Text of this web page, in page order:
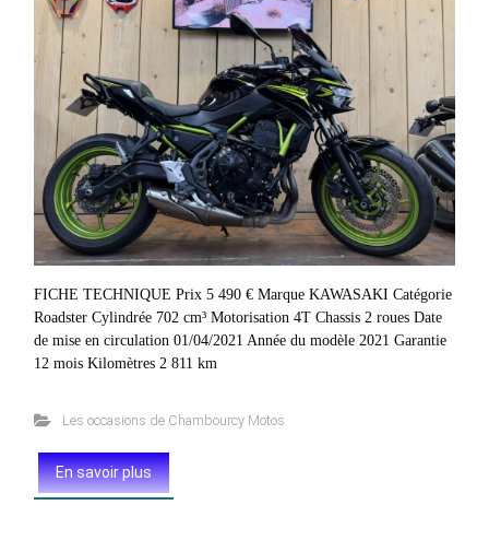
FICHE TECHNIQUE Prix 5 490 € Marque KAWASAKI Catégorie
Roadster Cylindrée 702 cm³ Motorisation 4T Chassis 2 roues Date
de mise en circulation 01/04/2021 Année du modèle 2021 Garantie
12 mois Kilomètres 2 811 km
Les occasions de Chambourcy Motos
En savoir plus